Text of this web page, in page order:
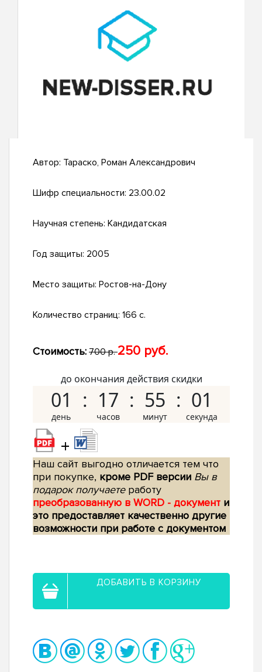
Автор: Тараско, Роман Александрович
Шифр специальности: 23.00.02
Научная степень: Кандидатская
Год защиты: 2005
Место защиты: Ростов-на-Дону
Количество страниц: 166 с.
Стоимость: 700 р.250 руб.
до окончания действия скидки
01 17 55 00
+
Наш сайт выгодно отличается тем что
при покупке, кроме PDF версии Вы в
подарок получаетеработу
преобразованную в WORD - документ и
это предоставляет качественно другие
возможности при работе с документом
ДОБАВИТЬ В КОРЗИНУ